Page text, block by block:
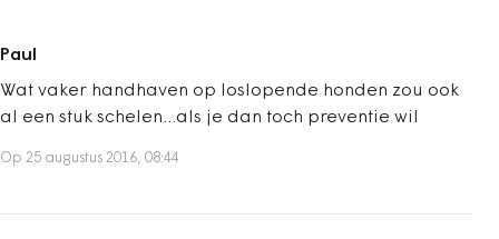
Paul
Wat vaker handhaven op loslopende honden zou ook
al een stuk schelen...als je dan toch preventie wil
Op 25 augustus 2016, 08:44